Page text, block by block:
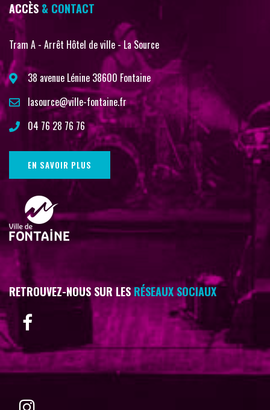
ACCÈS & CONTACT
Tram A - Arrêt Hôtel de ville - La Source
38 avenue Lénine 38600 Fontaine
lasource@ville-fontaine.fr
04 76 28 76 76
EN SAVOIR PLUS
RETROUVEZ-NOUS SUR LESRÉSEAUX SOCIAUX